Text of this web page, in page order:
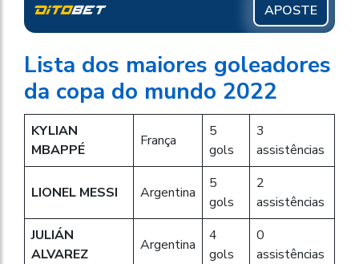
APOSTE
Lista dos maiores goleadores
da copa do mundo 2022
KYLIAN
MBAPPÉ
França
5
gols
3
assistências
LIONEL MESSI Argentina
5
gols
2
assistências
JULIÁN
ALVAREZ
Argentina
4
gols
0
assistências